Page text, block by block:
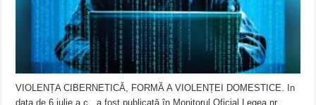
VIOLENȚA CIBERNETICĂ, FORMĂ A VIOLENȚEI DOMESTICE. In
data de 6 iulie a.c., a fost publicată în Monitorul Oficial Legea nr.